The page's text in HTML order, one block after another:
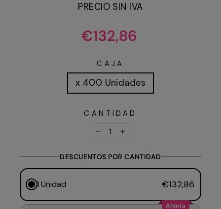
PRECIO SIN IVA
Precio
habitual
€132,86
CAJA
x 400 Unidades
CANTIDAD
DESCUENTOS POR CANTIDAD
1 Unidad €132,86
Ahorra